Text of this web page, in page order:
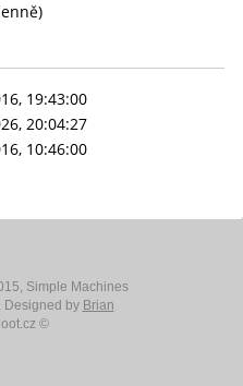
19:43:00
20:04:27
10:46:00
, Simple Machines
. Designed by Brian
©